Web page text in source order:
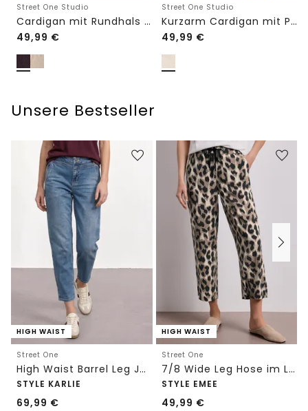
Street One Studio
Cardigan mit Rundhals und Knöpfen
49,99 €
Street One Studio
Kurzarm Cardigan mit Polokragen
49,99 €
Unsere Bestseller
HIGH WAIST
Street One
High Waist Barrel Leg Jeans im Loose Fit
STYLE KARLIE
69,99 €
HIGH WAIST
Street One
7/8 Wide Leg Hose im Loose Fit mit Print
STYLE EMEE
49,99 €